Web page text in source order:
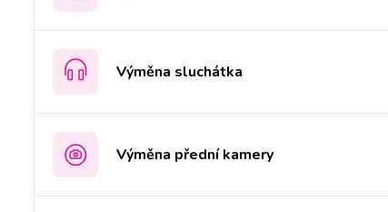
Výměna sluchátka
Výměna přední kamery